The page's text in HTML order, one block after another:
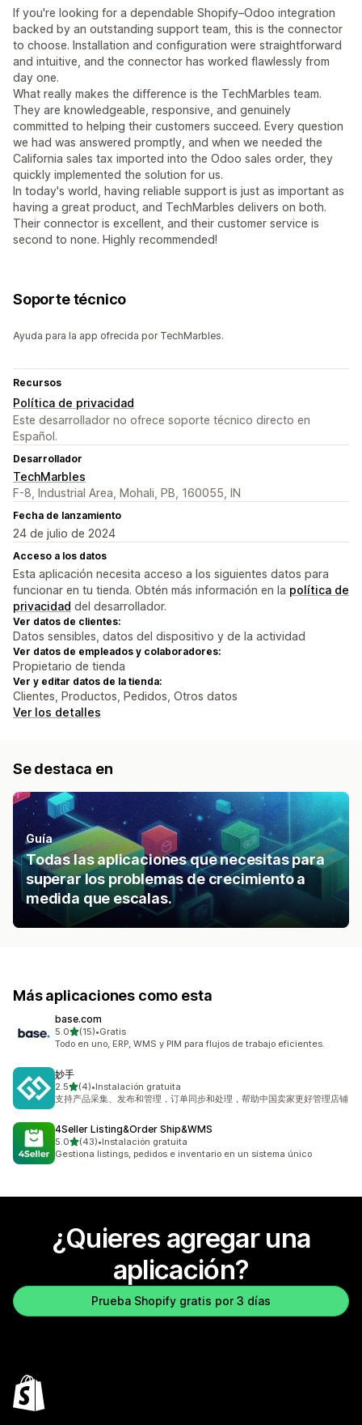
If you're looking for a dependable Shopify–Odoo integration
backed by an outstanding support team, this is the connector
to choose. Installation and configuration were straightforward
and intuitive, and the connector has worked flawlessly from
day one.
What really makes the difference is the TechMarbles team.
They are knowledgeable, responsive, and genuinely
committed to helping their customers succeed. Every question
we had was answered promptly, and when we needed the
California sales tax imported into the Odoo sales order, they
quickly implemented the solution for us.
In today's world, having reliable support is just as important as
having a great product, and TechMarbles delivers on both.
Their connector is excellent, and their customer service is
second to none. Highly recommended!
Soporte técnico
Ayuda para la app ofrecida por TechMarbles.
Recursos
Política de privacidad
Este desarrollador no ofrece soporte técnico directo en
Español.
Desarrollador
TechMarbles
F-8, Industrial Area, Mohali, PB, 160055, IN
Fecha de lanzamiento
24 de julio de 2024
Acceso a los datos
Esta aplicación necesita acceso a los siguientes datos para
funcionar en tu tienda. Obtén más información en la política de
privacidad del desarrollador.
Ver datos de clientes:
Datos sensibles, datos del dispositivo y de la actividad
Ver datos de empleados y colaboradores:
Propietario de tienda
Ver y editar datos de la tienda:
Clientes, Productos, Pedidos, Otros datos
Ver los detalles
Se destaca en
Guía
Todas las aplicaciones que necesitas para
superar los problemas de crecimiento a
medida que escalas.
Más aplicaciones como esta
base.com
5.0de 5 estrellas
(15)
15 reseñas en total
•Gratis
Todo en uno, ERP, WMS y PIM para flujos de trabajo eficientes.
妙手
2.5de 5 estrellas
(4)
4 reseñas en total
•Instalación gratuita
支持产品采集、发布和管理，订单同步和处理，帮助中国卖家更好管理店铺
4Seller Listing&Order Ship&WMS
5.0de 5 estrellas
(43)
43 reseñas en total
•Instalación gratuita
Gestiona listings, pedidos e inventario en un sistema único
¿Quieres agregar una
aplicación?
Prueba Shopify gratis por 3 días